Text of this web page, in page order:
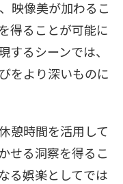
映像美が加わるこ
得ることが可能に
るシーンでは、
をより深いものに
憩時間を活用して
せる洞察を得るこ
る娯楽としてでは